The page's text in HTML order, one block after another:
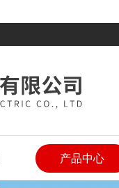
产品中心